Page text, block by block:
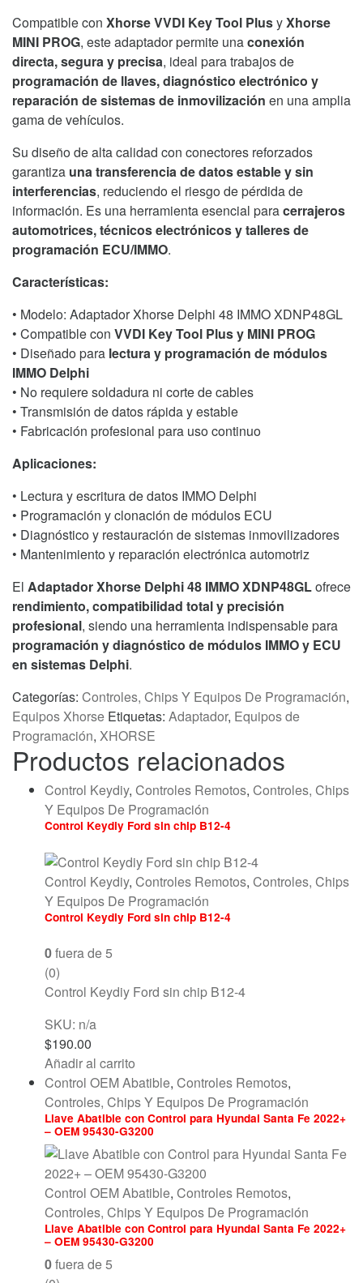
–
Lectura
y
Programación
de
Módulos
Inmovilizadores
cantidad
Compatible con Xhorse VVDI Key Tool PlusyXhorse
MINI PROG, este adaptador permite unaconexión
directa, segura y precisa, ideal para trabajos de
programación de llaves, diagnóstico electrónico y
reparación de sistemas de inmovilización en una amplia
gama de vehículos.
Su diseño de alta calidad con conectores reforzados
garantiza una transferencia de datos estable y sin
interferencias, reduciendo el riesgo de pérdida de
información. Es una herramienta esencial paracerrajeros
automotrices, técnicos electrónicos y talleres de
programación ECU/IMMO.
Características:
• Modelo: Adaptador Xhorse Delphi 48 IMMO XDNP48GL
• Compatible con VVDI Key Tool Plus y MINI PROG
• Diseñado para lectura y programación de módulos
IMMO Delphi
• No requiere soldadura ni corte de cables
• Transmisión de datos rápida y estable
• Fabricación profesional para uso continuo
Aplicaciones:
• Lectura y escritura de datos IMMO Delphi
• Programación y clonación de módulos ECU
• Diagnóstico y restauración de sistemas inmovilizadores
• Mantenimiento y reparación electrónica automotriz
El Adaptador Xhorse Delphi 48 IMMO XDNP48GLofrece
rendimiento, compatibilidad total y precisión
profesional, siendo una herramienta indispensable para
programación y diagnóstico de módulos IMMO y ECU
en sistemas Delphi.
Categorías: Controles, Chips Y Equipos De Programación,
Equipos Xhorse Etiquetas: Adaptador, Equipos de
Programación, XHORSE
Productos relacionados
Control Keydiy, Controles Remotos, Controles, Chips
Y Equipos De Programación
Control Keydiy Ford sin chip B12-4
Control Keydiy, Controles Remotos, Controles, Chips
Y Equipos De Programación
Control Keydiy Ford sin chip B12-4
0fuera de 5
(0)
Control Keydiy Ford sin chip B12-4
SKU: n/a
$190.00
Añadir al carrito
Control OEM Abatible, Controles Remotos,
Controles, Chips Y Equipos De Programación
Llave Abatible con Control para Hyundai Santa Fe 2022+
– OEM 95430-G3200
Control OEM Abatible, Controles Remotos,
Controles, Chips Y Equipos De Programación
Llave Abatible con Control para Hyundai Santa Fe 2022+
– OEM 95430-G3200
0fuera de 5